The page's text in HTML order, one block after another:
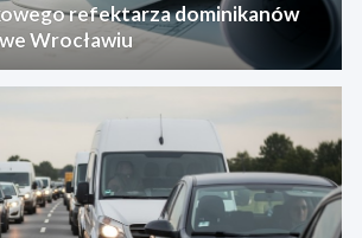
refektarza dominikanów
Wrocławiu